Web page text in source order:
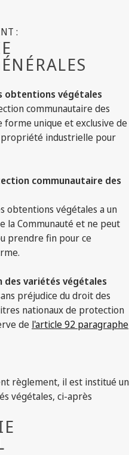
:
obtentions végétales
communautaire des
unique et exclusive de
industrielle pour
communautaire des
obtentions végétales a un
Communauté et ne peut
prendre fin pour ce
variétés végétales
préjudice du droit des
nationaux de protection
de l'article 92 paragraphe
règlement, il est institué un
végétales, ci-après